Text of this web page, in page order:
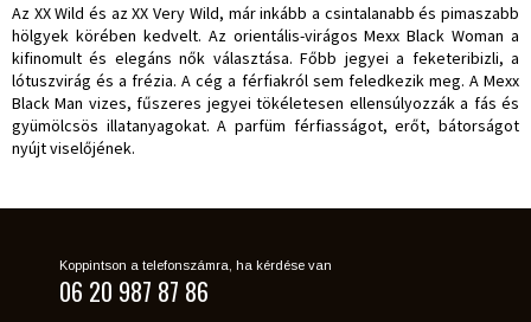
Az XX Wild és az XX Very Wild, már inkább a csintalanabb és pimaszabb
hölgyek körében kedvelt. Az orientális-virágos Mexx Black Woman a
kifinomult és elegáns nők választása. Főbb jegyei a feketeribizli, a
lótuszvirág és a frézia. A cég a férfiakról sem feledkezik meg. A Mexx
Black Man vizes, fűszeres jegyei tökéletesen ellensúlyozzák a fás és
gyümölcsös illatanyagokat. A parfüm férfiasságot, erőt, bátorságot
nyújt viselőjének.
Koppintson a telefonszámra, ha kérdése van
06 20 987 87 86